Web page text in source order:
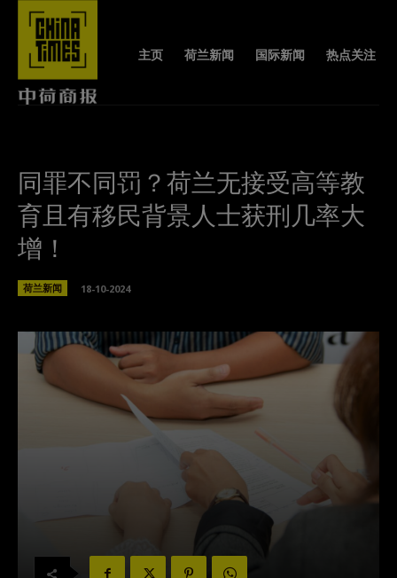
主页 荷兰新闻 国际新闻 热点关注
同罪不同罚？荷兰无接受高等教
育且有移民背景人士获刑几率大
增！
荷兰新闻 18-10-2024